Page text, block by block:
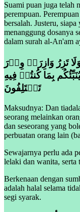
Suami puan juga telah
perempuan.
bersalah. Justeru,
menanggung dosanya
dalam surah al-An'am
تَزِرُ وَازِرَةࣱ وِزۡرَ
بِمَا كُنتُمۡ فِیهِ
تَخۡتَلِفُونَ
Maksudnya: Dan
seorang melainkan
dan seseorang yang
perbuatan orang lain
Sewajarnya perlu ada
lelaki dan wanita, serta
Berkenaan dengan
adalah halal selama
segi syarak.